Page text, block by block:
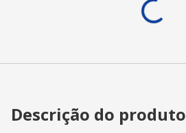
Descrição do produto